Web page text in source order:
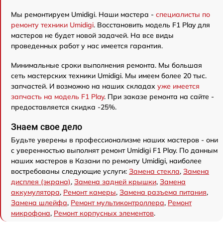
Мы ремонтируем Umidigi. Наши мастера - специалисты по
ремонту техники Umidigi. Восстановить модель F1 Play для
мастеров не будет новой задачей. На все виды
проведенных работ у нас имеется гарантия.
Минимальные сроки выполнения ремонта. Мы большая
сеть мастерских техники Umidigi. Мы имеем более 20 тыс.
запчастей. И возможно на наших складах уже имеется
запчасть на модель F1 Play. При заказе ремонта на сайте -
предоставляется скидка -25%.
Знаем свое дело
Будьте уверены в профессионализме наших мастеров - они
с уверенностью выполнят ремонт Umidigi F1 Play. По данным
наших мастеров в Казани по ремонту Umidigi, наиболее
востребованы следующие услуги: Замена стекла, Замена
дисплея (экрана), Замена задней крышки, Замена
аккумулятора, Ремонт камеры, Замена разъема питания,
Замена шлейфа, Ремонт мультиконтроллера, Ремонт
микрофона, Ремонт корпусных элементов.